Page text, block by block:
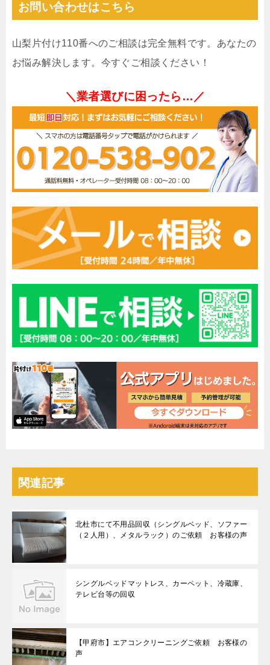
お問い合わせはこちら
山梨片付け110番へのご相談は完全無料です。あなたの
お悩み解決します。今すぐご相談ください！
＼業者選びに困ったら…／
関連記事
北杜市にて不用品回収（シングルベッド、ソファー
（２人用）、メタルラック）のご依頼 お客様の声
シングルベッドマットレス、カーペット、冷蔵庫、
テレビ台等の回収
【甲府市】エアコンクリーニングご依頼 お客様の
声